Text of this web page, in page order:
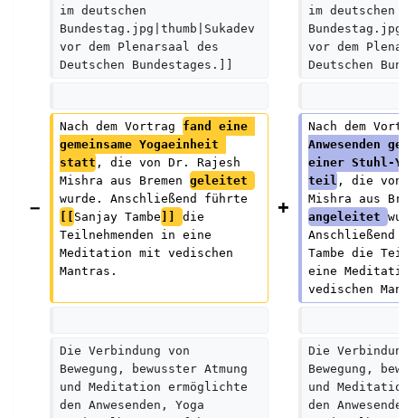
g
im deutschen
Bundestag.jpg|thumb|Sukadev
vor dem Plenarsaal des
Deutschen Bundestages.]]
im deutschen
vor dem
Deutschen
Nach dem Vortrag fand eine
gemeinsame Yogaeinheit
statt , die von Dr. Rajesh
Mishra aus Bremen geleitet
wurde. Anschließend führte
Sanjay Tambe
die
Teilnehmenden in eine
Meditation mit vedischen
Mantras.
Nach dem
Anwesenden
einer Stuhl-
teil , die
Mishra aus
angeleitet
Tambe die
eine
vedischen
Die Verbindung von
Bewegung, bewusster Atmung
und Meditation ermöglichte
den Anwesenden, Yoga
Die
Bewegung,
und
den